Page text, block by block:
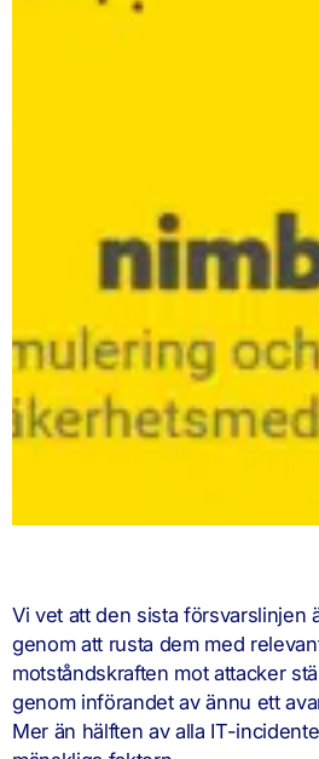
Vi vet att den sista försvarslinjen
genom att rusta dem med
motståndskraften mot attacker
genom införandet av ännu ett
Mer än hälften av alla IT-